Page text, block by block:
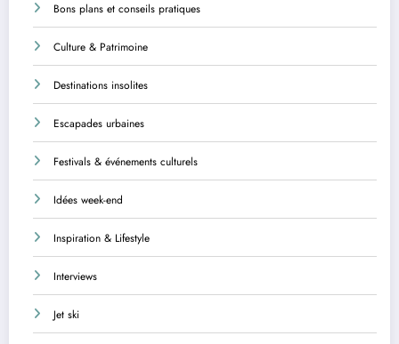
Bons plans et conseils pratiques
Culture & Patrimoine
Destinations insolites
Escapades urbaines
Festivals & événements culturels
Idées week-end
Inspiration & Lifestyle
Interviews
Jet ski